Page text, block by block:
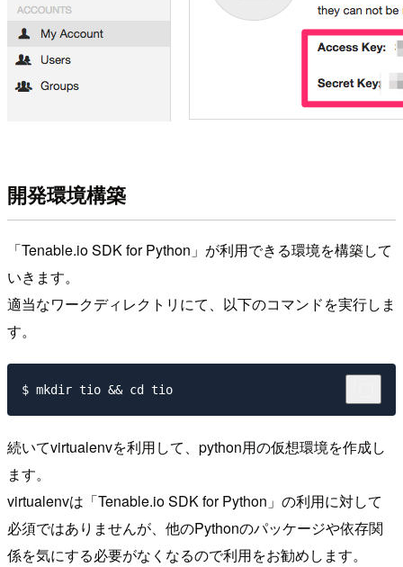
開発環境構築
「Tenable.io SDK for Python」が利用できる環境を構築して
いきます。
適当なワークディレクトリにて、以下のコマンドを実行しま
す。
続いてvirtualenvを利用して、python用の仮想環境を作成し
ます。
virtualenvは「Tenable.io SDK for Python」の利用に対して
必須ではありませんが、他のPythonのパッケージや依存関
係を気にする必要がなくなるので利用をお勧めします。